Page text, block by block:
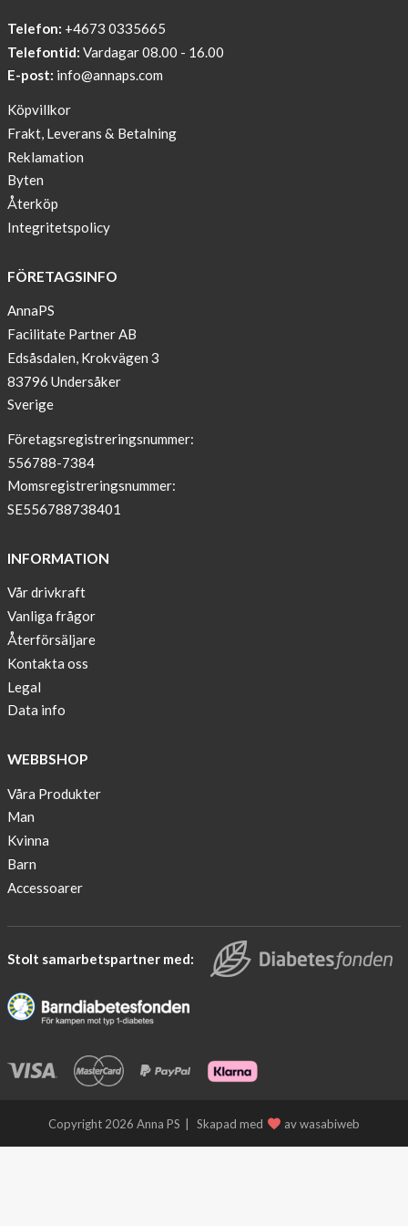
PRINT
undisturbed
Blogger
on
AnnaPS.com
Report
from
congress
in
Paris
OFFER
!
–
T-
shirt
pockets
and
sleeves
Anna
Sjöberg
nominated
as
one
of
in
Lyfebulb
2016
We
the
against
diabetes.
Would
us?
news
from
Telefon: +4673 0335665
Telefontid: Vardagar 08.00 - 16.00
E-post: info@annaps.com
Köpvillkor
Frakt, Leverans & Betalning
Reklamation
Byten
Återköp
Integritetspolicy
FÖRETAGSINFO
AnnaPS
Facilitate Partner AB
Edsåsdalen, Krokvägen 3
83796 Undersåker
Sverige
Företagsregistreringsnummer:
556788-7384
Momsregistreringsnummer:
SE556788738401
INFORMATION
Vår drivkraft
Vanliga frågor
Återförsäljare
Kontakta oss
Legal
Data info
WEBBSHOP
Våra Produkter
Man
Kvinna
Barn
Accessoarer
Stolt samarbetspartner med:
Copyright 2026 Anna PS Skapad med av wasabiweb